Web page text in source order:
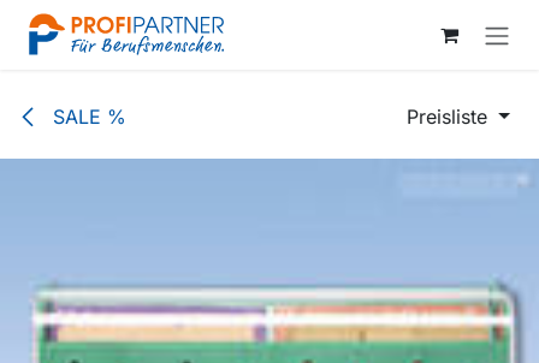
Zum Inhalt springen
SALE % Preisliste